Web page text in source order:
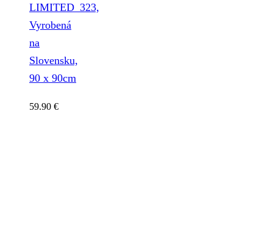
LIMITED_323,
Vyrobená
na
Slovensku,
90 x 90cm
59.90 €